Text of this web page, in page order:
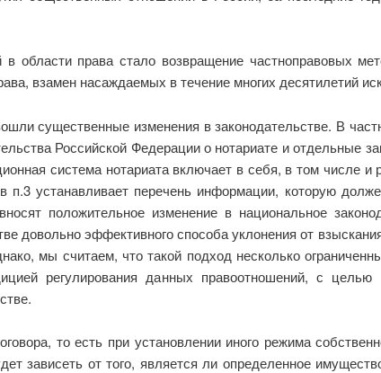
области права стало возвращение частноправовых
взамен насаждаемых в течение многих десятилетий
существенные изменения в законодательстве. В
Российской Федерации о нотариате и отдельные
система нотариата включает в себя, в том числе
устанавливает перечень информации, которую
положительное изменение в национальное
довольно эффективного способа уклонения от
мы считаем, что такой подход несколько
регулирования данных правоотношений, с
то есть при установлении иного режима
зависеть от того, является ли определенное